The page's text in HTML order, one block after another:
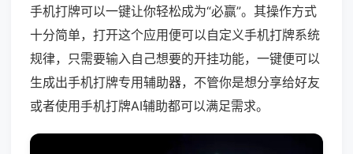
手机打牌可以一键让你轻松成为“必赢”。其操作方式
十分简单，打开这个应用便可以自定义手机打牌系统
规律，只需要输入自己想要的开挂功能，一键便可以
生成出手机打牌专用辅助器，不管你是想分享给好友
或者使用手机打牌AI辅助都可以满足需求。